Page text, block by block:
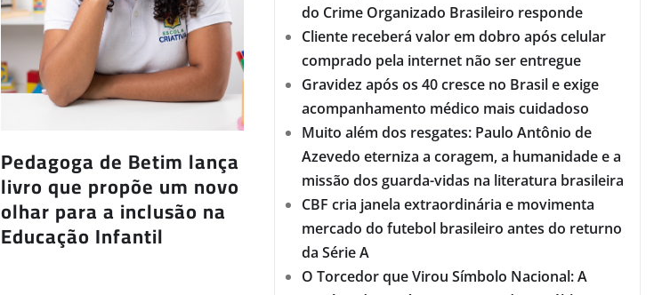
Pedagoga de Betim lança
livro que propõe um novo
olhar para a inclusão na
Educação Infantil
do Crime Organizado Brasileiro responde
Cliente receberá valor em dobro após celular
comprado pela internet não ser entregue
Gravidez após os 40 cresce no Brasil e exige
acompanhamento médico mais cuidadoso
Muito além dos resgates: Paulo Antônio de
Azevedo eterniza a coragem, a humanidade e a
missão dos guarda-vidas na literatura brasileira
CBF cria janela extraordinária e movimenta
mercado do futebol brasileiro antes do returno
da Série A
O Torcedor que Virou Símbolo Nacional: A